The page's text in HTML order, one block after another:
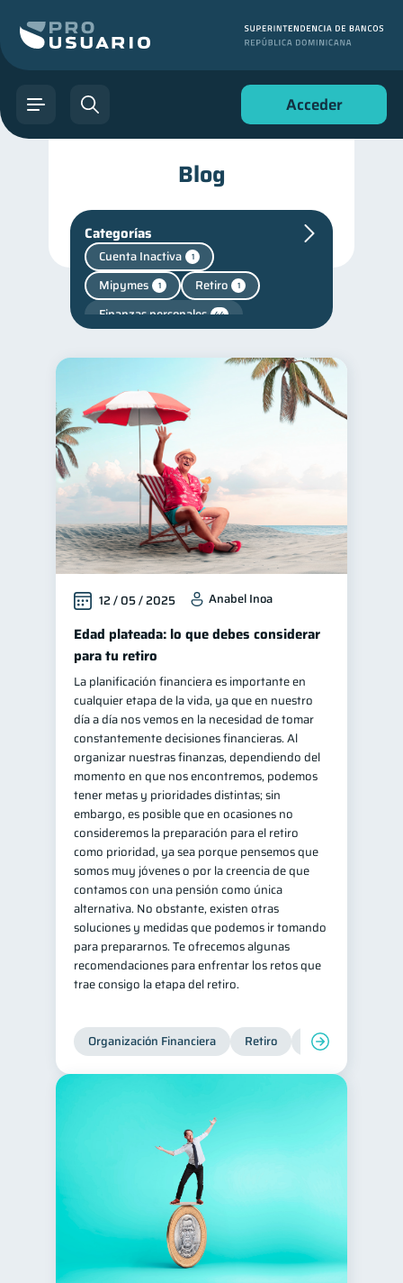
Acceder
Blog
Categorías
Cuenta Inactiva 1
Mipymes 1 Retiro 1
Finanzas personales 44
Finanzas para jóvenes
Control de deudas
Finanzas familiares
Inclusión financiera 22
Bienestar financiero 22
Finanzas para mujeres 20
Seguridad financiera 13
Salud financiera 12
Productos financieros 11
Organización Financiera
Deudas 10
Entidad financiera 8
Préstamos Ahorro
Consejos 6
Tarjeta de crédito
Historial crediticio 6
Ciberseguridad
Servicios 4
Derechos & Deberes
Superintendencia de Bancos 4
Vacaciones
Cuenta Abandonada
1
Educación Financiera
Información financiera
inversiones 1
Salud mental 1 ahorro 1
12 / 05 / 2025 Anabel Inoa
Edad plateada: lo que debes considerar
para tu retiro
La planificación financiera es importante en
cualquier etapa de la vida, ya que en nuestro
día a día nos vemos en la necesidad de tomar
constantemente decisiones financieras. Al
organizar nuestras finanzas, dependiendo del
momento en que nos encontremos, podemos
tener metas y prioridades distintas; sin
embargo, es posible que en ocasiones no
consideremos la preparación para el retiro
como prioridad, ya sea porque pensemos que
somos muy jóvenes o por la creencia de que
contamos con una pensión como única
alternativa. No obstante, existen otras
soluciones y medidas que podemos ir tomando
para prepararnos. Te ofrecemos algunas
recomendaciones para enfrentar los retos que
trae consigo la etapa del retiro.
Organización Financiera Retiro Cuenta